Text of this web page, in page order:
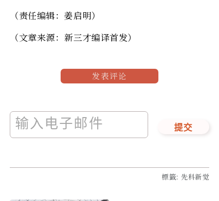
（责任编辑：姜启明）
（文章来源：新三才编译首发）
发表评论
提交
標籤: 先科新觉